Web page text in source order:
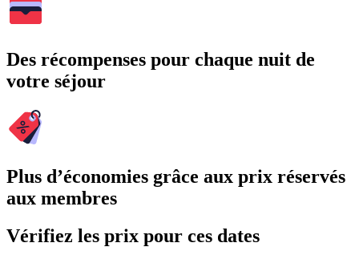
Des récompenses pour chaque nuit de
votre séjour
Plus d’économies grâce aux prix réservés
aux membres
Vérifiez les prix pour ces dates